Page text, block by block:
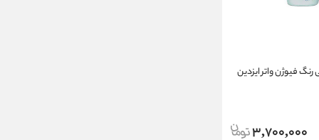
فیوژن واتر ایزدین
3,700,000